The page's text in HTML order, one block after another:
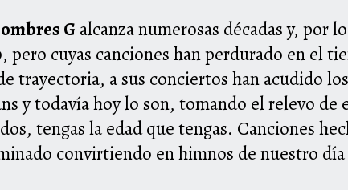
G alcanza numerosas décadas y, por
pero cuyas canciones han perdurado en el
trayectoria, a sus conciertos han acudido
y todavía hoy lo son, tomando el relevo de
tengas la edad que tengas. Canciones
convirtiendo en himnos de nuestro día